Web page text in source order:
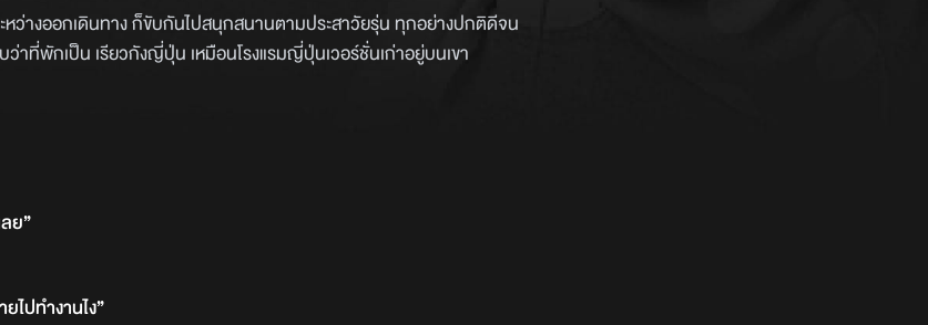
างออกเดินทาง ก็ขับกันไปสนุกสนานตามประสาวัยรุ่น ทุกอย่างปกติดีจน
าที่พักเป็น เรียวกังญี่ปุ่น เหมือนโรงแรมญี่ปุ่นเวอร์ชั่นเก่าอยู่บนเขา
ย”
ปทำงานไง”